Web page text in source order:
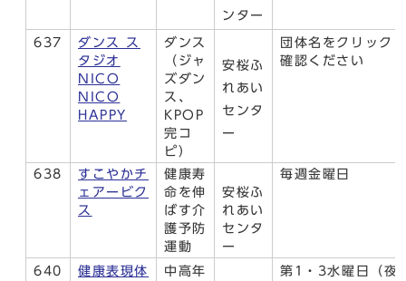
ンター
637
ダンス ス
タジオ
NICO
NICO
HAPPY
ダンス
（ジャ
ズダン
ス、
KPOP
完コ
ピ）
安桜ふ
れあい
センタ
ー
団体名をクリック
確認ください
638
すこやかチ
ェアービク
ス
健康寿
命を伸
ばす介
護予防
運動
安桜ふ
れあい
センタ
ー
毎週金曜日
640
健康表現体
中高年
第1・3水曜日（夜